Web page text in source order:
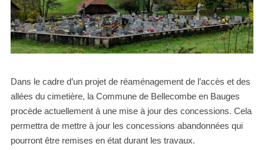
Dans le cadre d’un projet de réaménagement de l’accès et des
allées du cimetière, la Commune de Bellecombe en Bauges
procède actuellement à une mise à jour des concessions. Cela
permettra de mettre à jour les concessions abandonnées qui
pourront être remises en état durant les travaux.